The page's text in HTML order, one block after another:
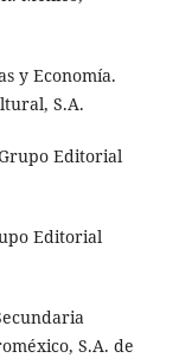
y Economía.
S.A.
Editorial
Editorial
S.A. de